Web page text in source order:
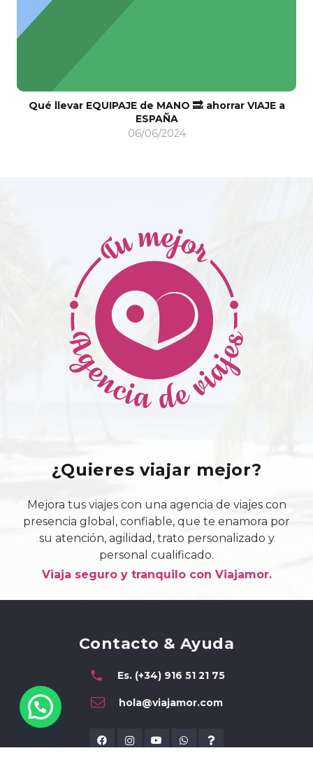
Qué llevar EQUIPAJE de MANO 🔜 ahorrar VIAJE a
ESPAÑA
06/06/2024
¿Quieres viajar mejor?
Mejora tus viajes con una agencia de viajes con
presencia global, confiable, que te enamora por
su atención, agilidad, trato personalizado y
personal cualificado.
Viaja seguro y tranquilo con Viajamor.
Contacto & Ayuda
phone Es. (+34) 916 51 21 75
hola@viajamor.com